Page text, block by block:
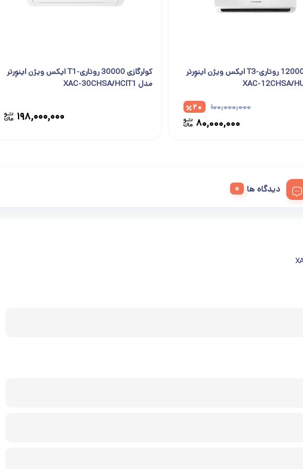
کولرگازی 12000 روتاری-T3 ایکس ویژن اینوِرتر
۱۰۰,۰۰۰,۰۰۰
۸۰,۰۰۰,۰۰۰
۲۰
کولرگازی 30000 روتاری-T1 ایکس ویژن اینوِرتر
مدل XAC-30CHSA/HCIT1
۱۹۸,۰۰۰,۰۰۰
دیدگاه ها